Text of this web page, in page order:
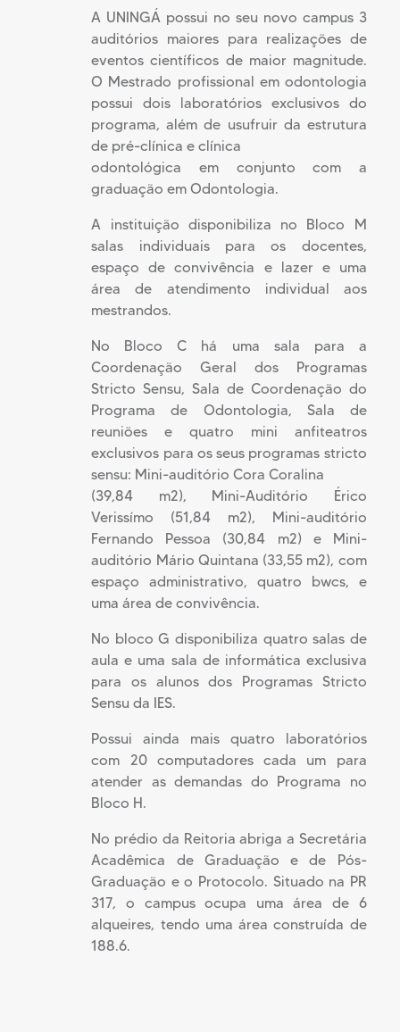
A UNINGÁ possui no seu novo campus 3
auditórios maiores para realizações de
eventos científicos de maior magnitude.
O Mestrado profissional em odontologia
possui dois laboratórios exclusivos do
programa, além de usufruir da estrutura
de pré-clínica e clínica
odontológica em conjunto com a
graduação em Odontologia.
A instituição disponibiliza no Bloco M
salas individuais para os docentes,
espaço de convivência e lazer e uma
área de atendimento individual aos
mestrandos.
No Bloco C há uma sala para a
Coordenação Geral dos Programas
Stricto Sensu, Sala de Coordenação do
Programa de Odontologia, Sala de
reuniões e quatro mini anfiteatros
exclusivos para os seus programas stricto
sensu: Mini-auditório Cora Coralina
(39,84 m2), Mini-Auditório Érico
Verissímo (51,84 m2), Mini-auditório
Fernando Pessoa (30,84 m2) e Mini-
auditório Mário Quintana (33,55 m2), com
espaço administrativo, quatro bwcs, e
uma área de convivência.
No bloco G disponibiliza quatro salas de
aula e uma sala de informática exclusiva
para os alunos dos Programas Stricto
Sensu da IES.
Possui ainda mais quatro laboratórios
com 20 computadores cada um para
atender as demandas do Programa no
Bloco H.
No prédio da Reitoria abriga a Secretária
Acadêmica de Graduação e de Pós-
Graduação e o Protocolo. Situado na PR
317, o campus ocupa uma área de 6
alqueires, tendo uma área construída de
188.6.